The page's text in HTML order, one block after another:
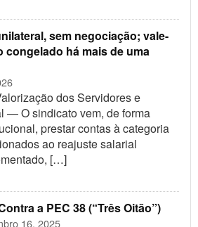
sem negociação; vale-
congelado há mais de uma
dos Servidores e
— O sindicato vem, de forma
prestar contas à categoria
ao reajuste salarial
[…]
a PEC 38 (“Três Oitão”)
16, 2025